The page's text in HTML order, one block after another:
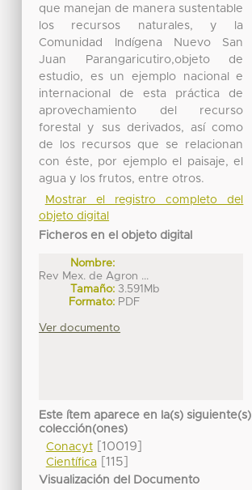
que manejan de manera sustentable
los recursos naturales, y la
Comunidad Indígena Nuevo San
Juan Parangaricutiro,objeto de
estudio, es un ejemplo nacional e
internacional de esta práctica de
aprovechamiento del recurso
forestal y sus derivados, así como
de los recursos que se relacionan
con éste, por ejemplo el paisaje, el
agua y los frutos, entre otros.
Mostrar el registro completo del
objeto digital
Ficheros en el objeto digital
Nombre:
Rev Mex. de Agron ...
Tamaño: 3.591Mb
Formato: PDF
Ver documento
Este ítem aparece en la(s) siguiente(s)
colección(ones)
Conacyt[10019]
Científica[115]
Visualización del Documento